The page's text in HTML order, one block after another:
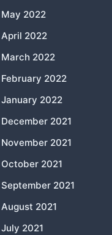
May 2022
April 2022
March 2022
February 2022
January 2022
December 2021
November 2021
October 2021
September 2021
August 2021
July 2021